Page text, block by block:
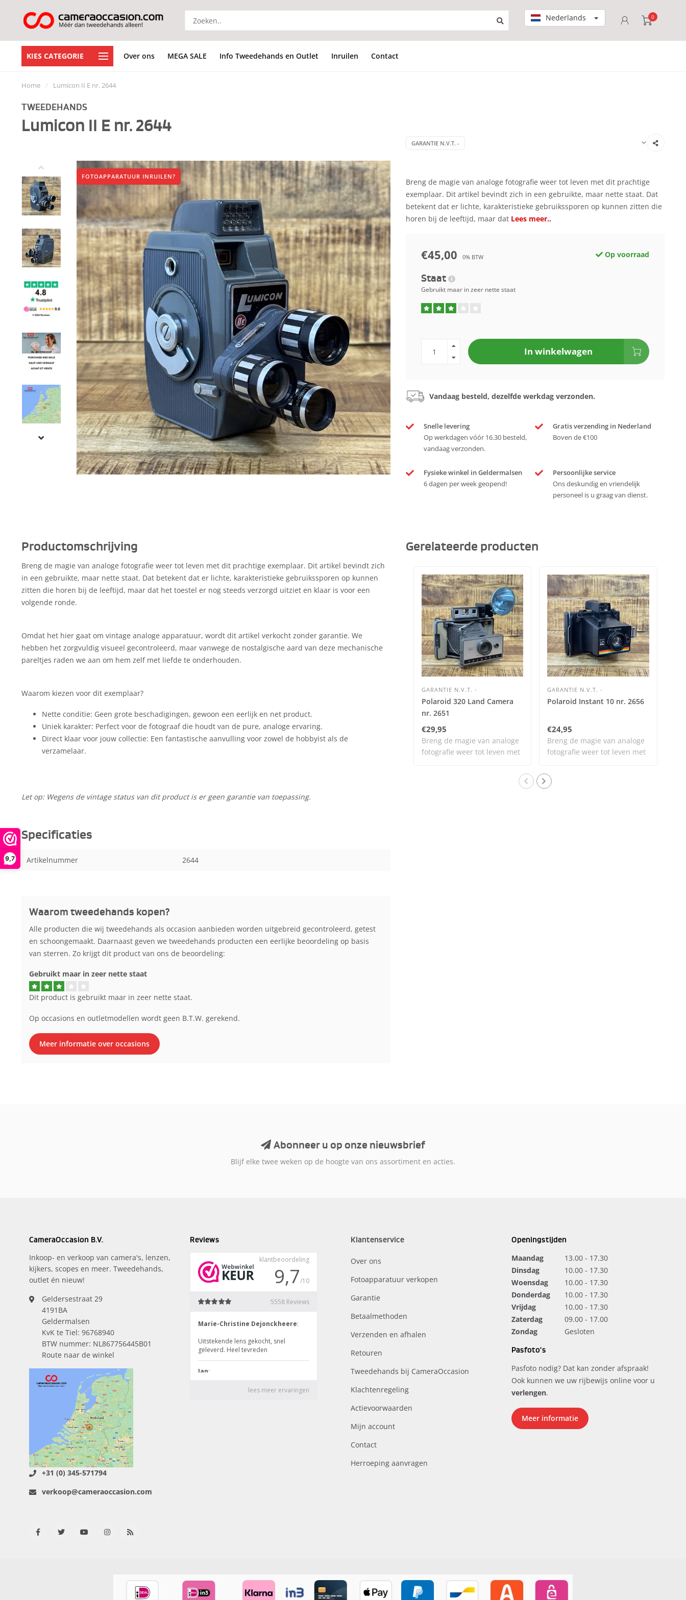
9,7
Nederlands 0
KIES CATEGORIE Over ons MEGA SALE Info Tweedehands en Outlet Inruilen Contact
Home / Lumicon II E nr. 2644
TWEEDEHANDS
Lumicon II E nr. 2644
GARANTIE N.V.T. -
FOTOAPPARATUUR INRUILEN?
Breng de magie van analoge fotografie weer tot leven met dit prachtige
exemplaar. Dit artikel bevindt zich in een gebruikte, maar nette staat. Dat
betekent dat er lichte, karakteristieke gebruikssporen op kunnen zitten die
horen bij de leeftijd, maar dat Lees meer..
€45,00 0% BTW Op voorraad
Staat
Gebruikt maar in zeer nette staat
In winkelwagen
Vandaag besteld, dezelfde werkdag verzonden.
Snelle levering
Op werkdagen vóór 16.30 besteld,
vandaag verzonden.
Gratis verzending in Nederland
Boven de €100
Fysieke winkel in Geldermalsen
6 dagen per week geopend!
Persoonlijke service
Ons deskundig en vriendelijk
personeel is u graag van dienst.
Productomschrijving
Breng de magie van analoge fotografie weer tot leven met dit prachtige exemplaar. Dit artikel bevindt zich
in een gebruikte, maar nette staat. Dat betekent dat er lichte, karakteristieke gebruikssporen op kunnen
zitten die horen bij de leeftijd, maar dat het toestel er nog steeds verzorgd uitziet en klaar is voor een
volgende ronde.
Omdat het hier gaat om vintage analoge apparatuur, wordt dit artikel verkocht zonder garantie. We
hebben het zorgvuldig visueel gecontroleerd, maar vanwege de nostalgische aard van deze mechanische
pareltjes raden we aan om hem zelf met liefde te onderhouden.
Waarom kiezen voor dit exemplaar?
Nette conditie: Geen grote beschadigingen, gewoon een eerlijk en net product.
Uniek karakter: Perfect voor de fotograaf die houdt van de pure, analoge ervaring.
Direct klaar voor jouw collectie: Een fantastische aanvulling voor zowel de hobbyist als de
verzamelaar.
Let op: Wegens de vintage status van dit product is er geen garantie van toepassing.
Specificaties
Artikelnummer 2644
Waarom tweedehands kopen?
Alle producten die wij tweedehands als occasion aanbieden worden uitgebreid gecontroleerd, getest
en schoongemaakt. Daarnaast geven we tweedehands producten een eerlijke beoordeling op basis
van sterren. Zo krijgt dit product van ons de beoordeling:
Gebruikt maar in zeer nette staat
Dit product is gebruikt maar in zeer nette staat.
Op occasions en outletmodellen wordt geen B.T.W. gerekend.
Meer informatie over occasions
Gerelateerde producten
GARANTIE N.V.T. -
Polaroid 320 Land Camera
nr. 2651
€29,95
Breng de magie van analoge
fotografie weer tot leven met
GARANTIE N.V.T. -
Polaroid Instant 10 nr. 2656
€24,95
Breng de magie van analoge
fotografie weer tot leven met
Abonneer u op onze nieuwsbrief
Blijf elke twee weken op de hoogte van ons assortiment en acties.
CameraOccasion B.V.
Inkoop- en verkoop van camera's, lenzen,
kijkers, scopes en meer. Tweedehands,
outlet én nieuw!
Geldersestraat 29
4191BA
Geldermalsen
KvK te Tiel: 96768940
BTW nummer: NL867756445B01
Route naar de winkel
+31 (0) 345-571794
verkoop@cameraoccasion.com
Reviews Klantenservice
Over ons
Fotoapparatuur verkopen
Garantie
Betaalmethoden
Verzenden en afhalen
Retouren
Tweedehands bij CameraOccasion
Klachtenregeling
Actievoorwaarden
Mijn account
Contact
Herroeping aanvragen
Openingstijden
Maandag
13.00 - 17.30
Dinsdag
10.00 - 17.30
Woensdag
10.00 - 17.30
Donderdag
10.00 - 17.30
Vrijdag
10.00 - 17.30
Zaterdag
09.00 - 17.00
Zondag
Gesloten
Pasfoto's
Pasfoto nodig? Dat kan zonder afspraak!
Ook kunnen we uw rijbewijs online voor u
verlengen.
Meer informatie